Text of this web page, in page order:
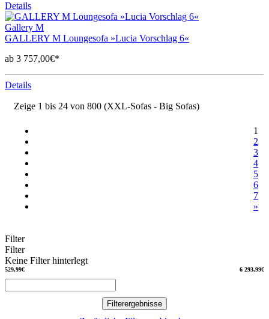
Details
Gallery M
GALLERY M Loungesofa »Lucia Vorschlag 6«
ab 3 757,00€*
Details
Zeige 1 bis 24 von 800 (XXL-Sofas - Big Sofas)
1
2
3
4
5
6
7
»
Filter
Filter
Keine Filter hinterlegt
529,99€ 6 293,99€
Filterergebnisse